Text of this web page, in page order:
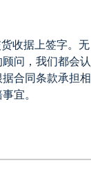
收据上签字。无
问，我们都会认
合同条款承担相
宜。